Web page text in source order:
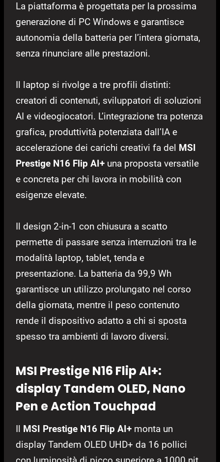
La piattaforma è progettata per la prossima
generazione di PC Windows e garantisce
autonomia della batteria per l’intera giornata,
senza rinunciare alle prestazioni.
Il laptop si rivolge a tre profili distinti:
creatori di contenuti, sviluppatori di soluzioni
AI e videogiocatori. L’integrazione tra potenza
grafica, produttività potenziata dall’IA e
accelerazione dei carichi creativi fa del MSI
Prestige N16 Flip AI+ una proposta versatile
e concreta per chi lavora in mobilità con
esigenze elevate.
Il design 2-in-1 con chiusura a scatto
permette di passare senza interruzioni tra le
modalità laptop, tablet, tenda e
presentazione. La batteria da 99,9 Wh
garantisce un utilizzo prolungato nel corso
della giornata, mentre il peso contenuto
rende il dispositivo adatto a chi si sposta
spesso tra ambienti di lavoro diversi.
MSI Prestige N16 Flip AI+:
display Tandem OLED, Nano
Pen e Action Touchpad
Il MSI Prestige N16 Flip AI+ monta un
display Tandem OLED UHD+ da 16 pollici